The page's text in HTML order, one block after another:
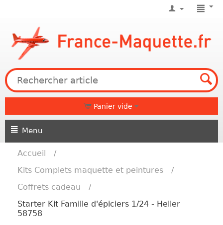
Panier vide
Menu
Accueil
/
Kits Complets maquette et peintures
/
Coffrets cadeau
/
Starter Kit Famille d'épiciers 1/24 - Heller
58758